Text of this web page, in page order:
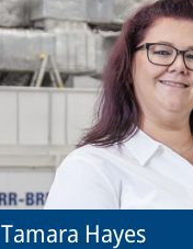
Tamara Hayes